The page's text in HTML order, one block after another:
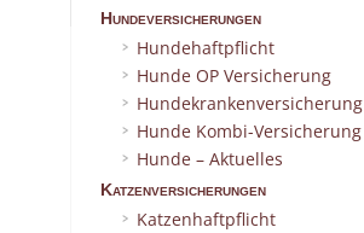
Hundeversicherungen
Hundehaftpflicht
Hunde OP Versicherung
Hundekrankenversicherung
Hunde Kombi-Versicherung
Hunde – Aktuelles
Katzenversicherungen
Katzenhaftpflicht